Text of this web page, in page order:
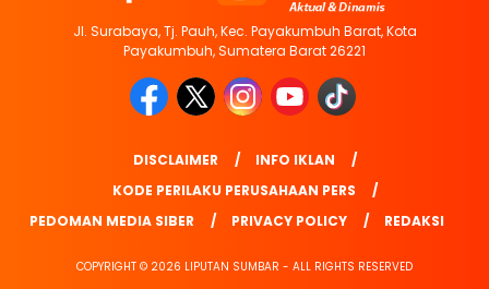
Jl. Surabaya, Tj. Pauh, Kec. Payakumbuh Barat, Kota
Payakumbuh, Sumatera Barat 26221
DISCLAIMER
INFO IKLAN
KODE PERILAKU PERUSAHAAN PERS
PEDOMAN MEDIA SIBER
PRIVACY POLICY REDAKSI
COPYRIGHT © 2026 LIPUTAN SUMBAR - ALL RIGHTS RESERVED